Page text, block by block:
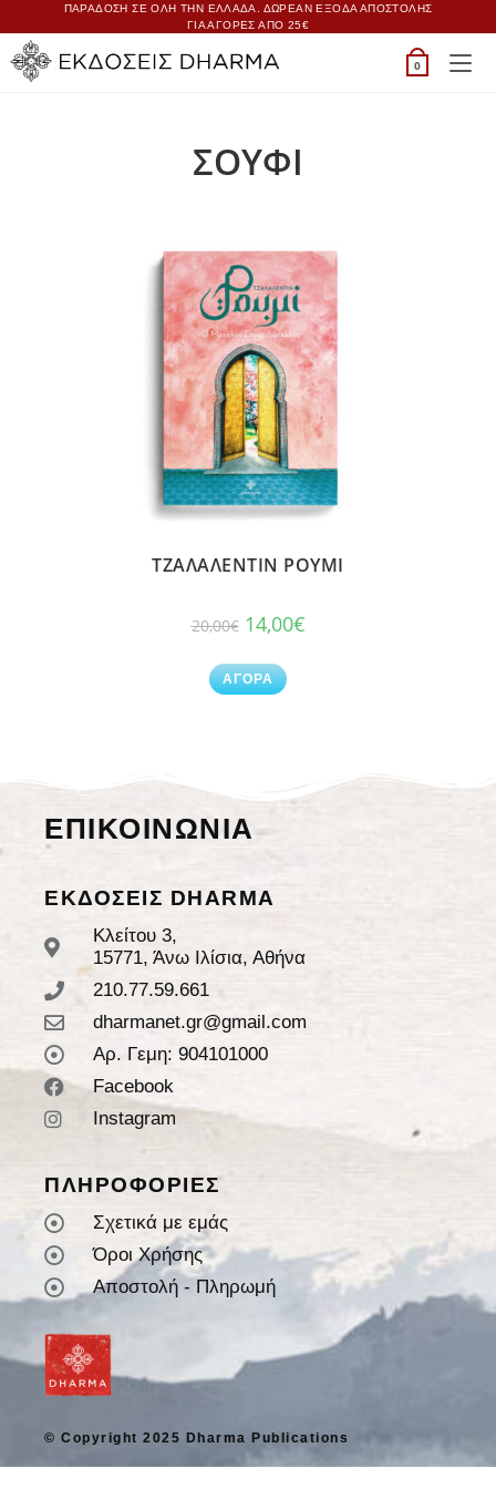
ΠΑΡΑΔΟΣΗ ΣΕ ΟΛΗ ΤΗΝ ΕΛΛΑΔΑ. ΔΩΡΕΑΝ ΕΞΟΔΑ ΑΠΟΣΤΟΛΗΣ
ΓΙΑ ΑΓΟΡΕΣ ΑΠΟ 25€
0
ΣΟΥΦΙ
ΤΖΑΛΑΛΕΝΤΙΝ ΡΟΥΜΙ
20,00€ 14,00€
ΑΓΟΡΑ
ΕΠΙΚΟΙΝΩΝΙΑ
ΕΚΔΟΣΕΙΣ DHARMA
Κλείτου 3,
15771, Άνω Ιλίσια, Αθήνα
210.77.59.661
dharmanet.gr@gmail.com
Αρ. Γεμη: 904101000
Facebook
Instagram
ΠΛΗΡΟΦΟΡΙΕΣ
Σχετικά με εμάς
Όροι Χρήσης
Αποστολή - Πληρωμή
© Copyright 2025 Dharma Publications